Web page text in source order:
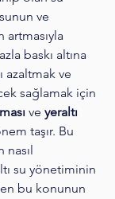
ve
baskı altına
azaltmak ve
sağlamak için
ve yeraltı
taşır. Bu
nasıl
su yönetiminin
bu konunun